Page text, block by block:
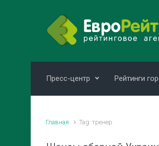
Пресс-центр Рейтинги
Главная Tag: тренер